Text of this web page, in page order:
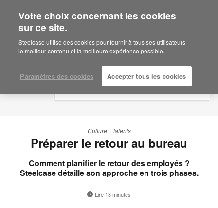
Are you in United States?
Would you like to see Products we sell in
your region?
English
Español
Culture + talents
Préparer le retour au bureau
Comment planifier le retour des employés ?
Steelcase détaille son approche en trois phases.
Lire 13 minutes
Votre choix concernant les cookies
sur ce site.
Steelcase utilise des cookies pour fournir à tous ses utilisateurs
le meilleur contenu et la meilleure expérience possible.
Paramètres des cookies Accepter tous les cookies